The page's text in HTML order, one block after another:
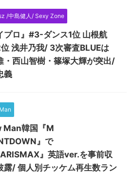
/中島健人/ Sexy Zone
プロ』#3-ダンス1位 山根航
浅井乃我/ 3次審査BLUEは
・西山智樹・篠塚大輝が突出/
義
Man韓国『M
』で
』英語ver.を事前収
露/ 個人別チッケム再生数ラン